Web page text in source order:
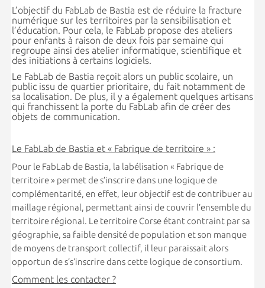
L’objectif du FabLab de Bastia est de réduire la fracture
numérique sur les territoires par la sensibilisation et
l’éducation. Pour cela, le FabLab propose des ateliers
pour enfants à raison de deux fois par semaine qui
regroupe ainsi des atelier informatique, scientifique et
des initiations à certains logiciels.
Le FabLab de Bastia reçoit alors un public scolaire, un
public issu de quartier prioritaire, du fait notamment de
sa localisation. De plus, il y a également quelques artisans
qui franchissent la porte du FabLab afin de créer des
objets de communication.
Le FabLab de Bastia et « Fabrique de territoire » :
Pour le FabLab de Bastia, la labélisation « Fabrique de
territoire » permet de s’inscrire dans une logique de
complémentarité, en effet, leur objectif est de contribuer au
maillage régional, permettant ainsi de couvrir l’ensemble du
territoire régional. Le territoire Corse étant contraint par sa
géographie, sa faible densité de population et son manque
de moyens de transport collectif, il leur paraissait alors
opportun de s’s’inscrire dans cette logique de consortium.
Comment les contacter ?